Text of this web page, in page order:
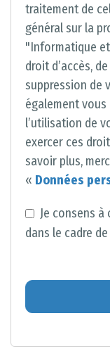
traitement de
général sur la
"Informatique et
droit d’accès,
suppression de
également
l’utilisation de
exercer ces
savoir plus,
« Données
Je consens
dans le cadre
h